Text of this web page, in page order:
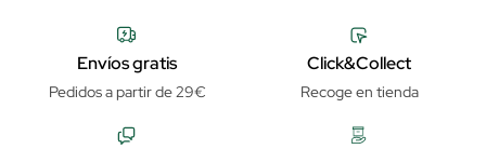
Envíos gratis
Pedidos a partir de 29€
Click&Collect
Recoge en tienda